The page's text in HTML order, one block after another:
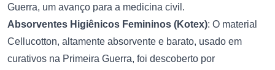
Guerra, um avanço para a medicina civil.
Absorventes Higiênicos Femininos (Kotex): O material
Cellucotton, altamente absorvente e barato, usado em
curativos na Primeira Guerra, foi descoberto por